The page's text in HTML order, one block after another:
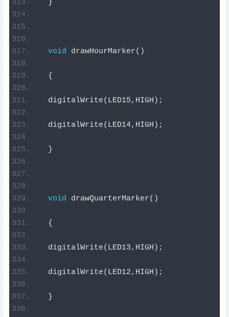
}
void drawHourMarker()
{
  digitalWrite
( LED15, HIGH );
  digitalWrite
( LED14, HIGH );
}
void drawQuarterMarker()
{
  digitalWrite
( LED13, HIGH );
  digitalWrite
( LED12, HIGH );
}